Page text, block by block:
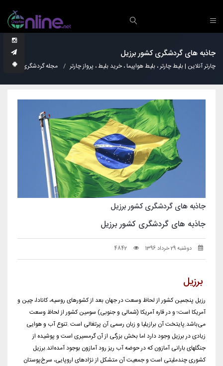
جاذبه های گردشگری کشور برزیل
چارتر آنلاین | بلیط چارتر ، بلیط هواپیما ، خرید بلیط ، پرواز چارتر مجله گردشگری
جاذبه های گردشگری کشور برزیل
جاذبه های گردشگری کشور برزیل
دوشنبه 29 خرداد 1396 4842
برزیل
رزیل پنجمین کشور از لحاظ وسعت در جهان بعد از کشورهای روسیه، کانادا، چین و
آمریکا است؛ و در قاره آمریکا (شمالی و جنوبی) سومین کشور از لحاظ وسعت
می‌باشد.پایتخت آن برازیلیا و زبان رسمی آن پرتغالی است .تنوع آب و هوایی
زیادی در برزیل وجود دارد اما بخش بزرگی از آن گرمسیری است و پوشیده از
جنگلهای بارانی آمازون که در حوضه آب ریز رود آمازون بوجود آمده‌اند.برزیل
کشوری چندملیتی است و جمعیت آن متشکل از نژادهای اروپایی، سرخ‌پوستان